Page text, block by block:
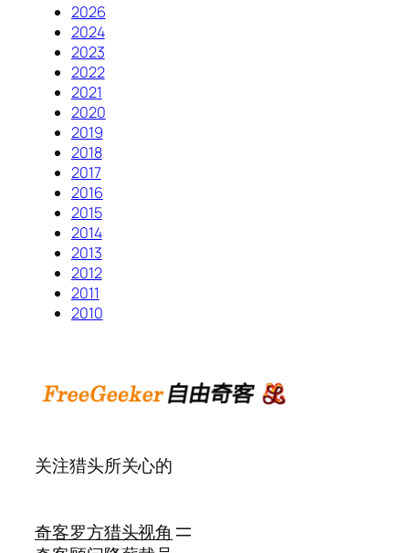
2026
2024
2023
2022
2021
2020
2019
2018
2017
2016
2015
2014
2013
2012
2011
2010
关注猎头所关心的
奇客罗方猎头视角